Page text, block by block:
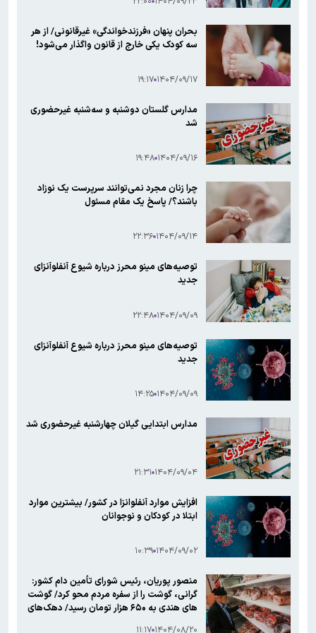
بحران پنهان «فرزندخواندگی» غیرقانونی/ از هر
سه کودک یکی خارج از قانون واگذار می‌شود!
۱۴۰۴/۰۹/۱۷ ۱۹:۱۷
مدارس گلستان دوشنبه و سه‌شنبه غیرحضوری
شد
۱۴۰۴/۰۹/۱۶ ۱۹:۴۸
چرا زنان مجرد نمی‌توانند سرپرست یک نوزاد
باشند؟/ پاسخ یک مقام مسئول
۱۴۰۴/۰۹/۱۴ ۲۲:۳۶
توصیه‌های مینو محرز درباره شیوع آنفلوآنزای
جدید
۱۴۰۴/۰۹/۰۹ ۲۲:۴۸
توصیه‌های مینو محرز درباره شیوع آنفلوآنزای
جدید
۱۴۰۴/۰۹/۰۹ ۱۴:۲۵
مدارس ابتدایی گیلان چهارشنبه غیرحضوری شد
۱۴۰۴/۰۹/۰۴ ۲۱:۳۱
افزایش موارد آنفلوانزا در کشور/ بیشترین موارد
ابتلا در کودکان و نوجوانان
۱۴۰۴/۰۹/۰۲ ۱۰:۳۹
منصور پوریان، رئیس شورای تأمین دام کشور:
گرانی، گوشت را از سفره مردم محو کرد/ گوشت
های هندی به ۶۵۰ هزار تومان رسید/ دهک‌های
۱۴۰۴/۰۸/۲۰ ۱۱:۱۷